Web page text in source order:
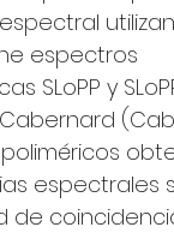
espectros
SLoPP y
espectrales
de